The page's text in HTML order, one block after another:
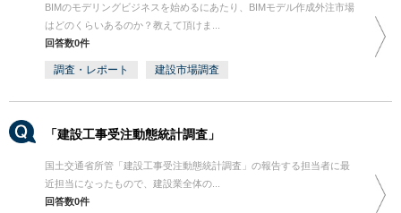
BIMのモデリングビジネスを始めるにあたり、BIMモデル作成外注市場
はどのくらいあるのか？教えて頂けま...
回答数0件
調査・レポート 建設市場調査
「建設工事受注動態統計調査」
国土交通省所管「建設工事受注動態統計調査」の報告する担当者に最
近担当になったもので、建設業全体の...
回答数0件